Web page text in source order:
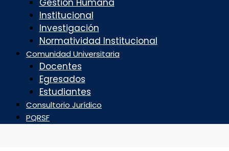
Gestión Humana
Institucional
Investigación
Normatividad Institucional
Comunidad Universitaria
Docentes
Egresados
Estudiantes
Consultorio Jurídico
PQRSF